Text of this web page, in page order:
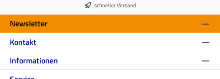
schneller Versand
Newsletter
Kontakt
Informationen